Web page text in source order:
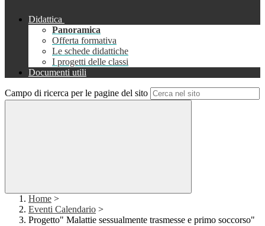
Didattica
Panoramica
Offerta formativa
Le schede didattiche
I progetti delle classi
Documenti utili
Campo di ricerca per le pagine del sito
Home >
Eventi Calendario >
Progetto" Malattie sessualmente trasmesse e primo soccorso"